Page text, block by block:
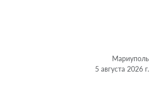
Мариуполь
5 августа 2026 г.